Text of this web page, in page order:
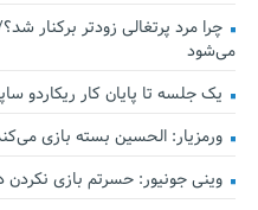
چرا مرد پرتغالی زودتر برکنار
می‌شود
یک جلسه تا پایان کار ریکاردو
ورمزیار: الحسین بسته بازی
وینی جونیور: حسرتم بازی نکردن